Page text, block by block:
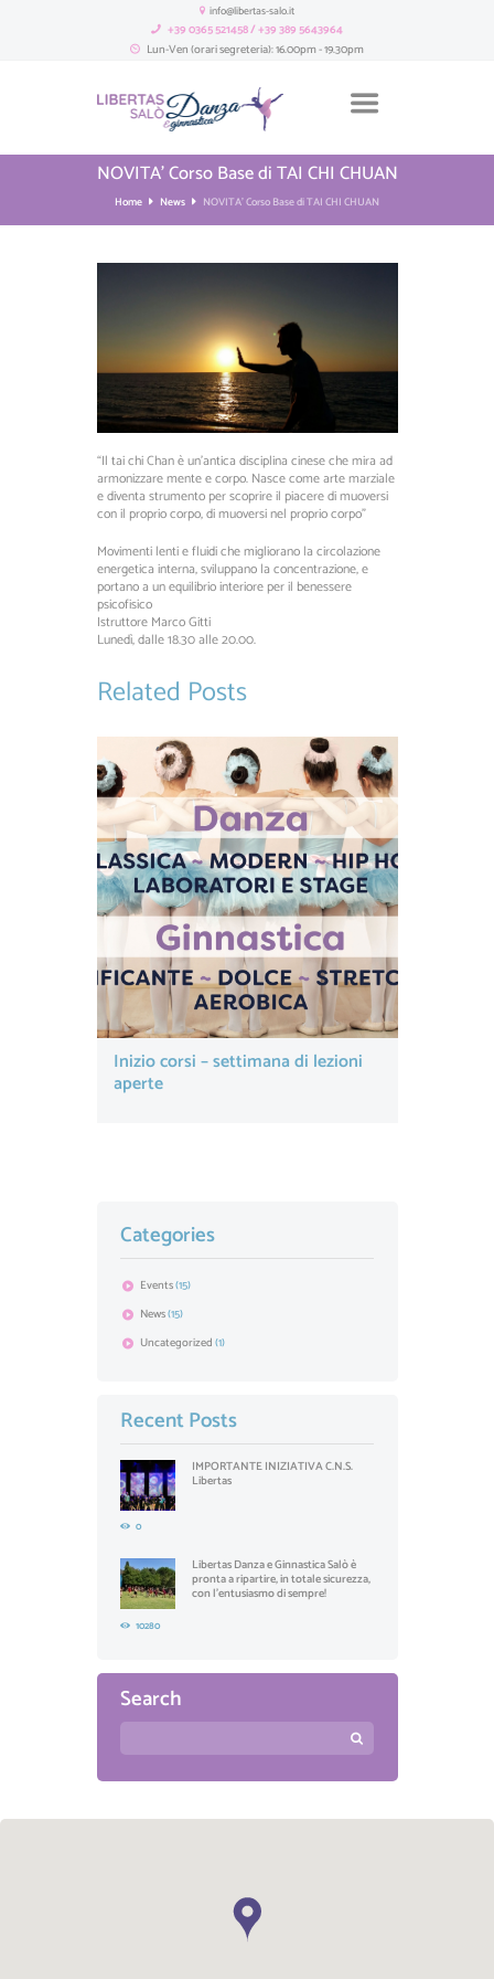
info@libertas-salo.it
+39 0365 521458 / +39 389 5643964
Lun-Ven (orari segreteria): 16.00pm - 19.30pm
NOVITA’ Corso Base di TAI CHI CHUAN
Home News NOVITA’ Corso Base di TAI CHI CHUAN
“Il tai chi Chan è un’antica disciplina cinese che mira ad
armonizzare mente e corpo. Nasce come arte marziale
e diventa strumento per scoprire il piacere di muoversi
con il proprio corpo, di muoversi nel proprio corpo”
Movimenti lenti e fluidi che migliorano la circolazione
energetica interna, sviluppano la concentrazione, e
portano a un equilibrio interiore per il benessere
psicofisico
Istruttore Marco Gitti
Lunedì, dalle 18.30 alle 20.00.
Related Posts
Inizio corsi – settimana di lezioni
aperte
Categories
Events(15)
News(15)
Uncategorized(1)
Recent Posts
IMPORTANTE INIZIATIVA C.N.S.
Libertas
0
Libertas Danza e Ginnastica Salò è
pronta a ripartire, in totale sicurezza,
con l'entusiasmo di sempre!
10280
Search